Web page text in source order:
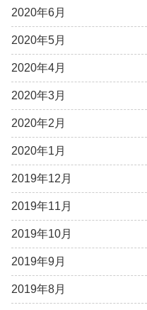
2020年6月
2020年5月
2020年4月
2020年3月
2020年2月
2020年1月
2019年12月
2019年11月
2019年10月
2019年9月
2019年8月